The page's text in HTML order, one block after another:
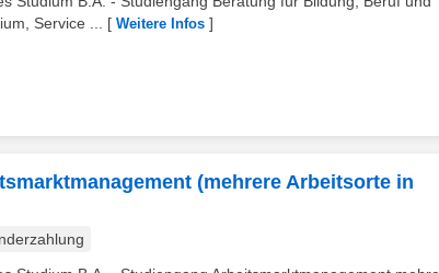
Service ...
[ Weitere Infos ]
(mehrere Arbeitsorte in